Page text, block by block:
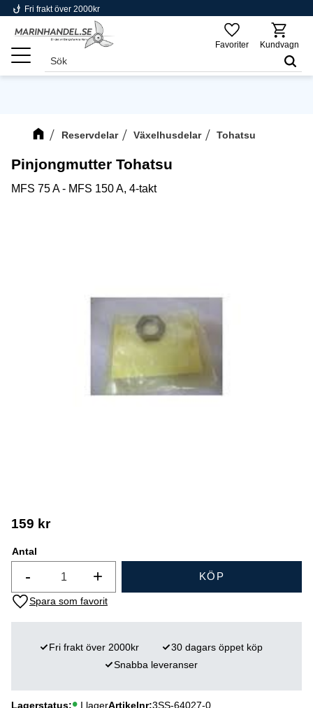
Meny
phishing Fri frakt över 2000kr
Favoriter Kundvagn
Reservdelar Växelhusdelar Tohatsu
Pinjongmutter Tohatsu
MFS 75 A - MFS 150 A, 4-takt
159 kr
Antal
+
- KÖP
Lägg till i favoriter
Lagerstatus I lagerArtikelnr 3SS-64027-0
Fri frakt över 2000kr
30 dagars öppet köp
Snabba leveranser